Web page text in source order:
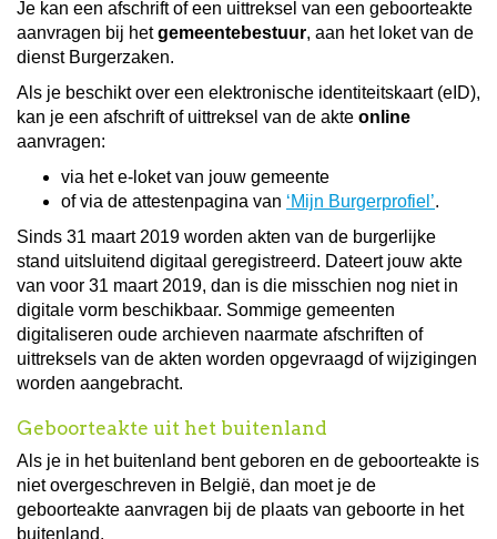
Je kan een afschrift of een uittreksel van een geboorteakte
aanvragen bij hetgemeentebestuur, aan het loket van de
dienst Burgerzaken.
Als je beschikt over een elektronische identiteitskaart (eID),
kan je een afschrift of uittreksel van de akte online
aanvragen:
via het e-loket van jouw gemeente
of via de attestenpagina van ‘Mijn Burgerprofiel’.
Sinds 31 maart 2019 worden akten van de burgerlijke
stand uitsluitend digitaal geregistreerd. Dateert jouw akte
van voor 31 maart 2019, dan is die misschien nog niet in
digitale vorm beschikbaar. Sommige gemeenten
digitaliseren oude archieven naarmate afschriften of
uittreksels van de akten worden opgevraagd of wijzigingen
worden aangebracht.
Geboorteakte uit het buitenland
Als je in het buitenland bent geboren en de geboorteakte is
niet overgeschreven in België, dan moet je de
geboorteakte aanvragen bij de plaats van geboorte in het
buitenland.